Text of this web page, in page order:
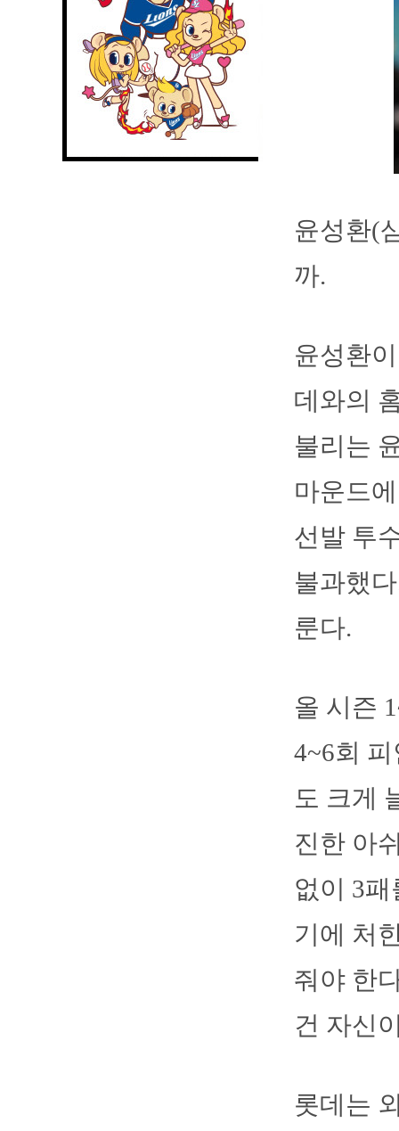
윤성환(
까.
윤성환
데와의
불리는
마운드
선발 투
불과했
룬다.
올 시즌
4~6회
도 크게
진한 아
없이 3
기에 처
줘야 한
건 자신
롯데는